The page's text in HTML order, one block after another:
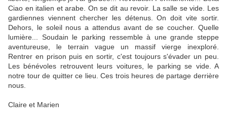
Ciao en italien et arabe. On se dit au revoir. La salle se vide.
Les
gardiennes viennent chercher les détenus. On doit vite sortir.
Dehors, le soleil nous a attendus avant de se coucher. Quelle
lumière... Soudain le parking ressemble à une grande steppe
aventureuse, le terrain vague un massif vierge inexploré.
Rentrer en prison puis en sortir, c'est toujours s'évader un peu.
Les bénévoles retrouvent leurs voitures, le parking se vide. A
notre tour de quitter ce lieu. Ces trois heures de partage derrière
nous.
Claire et Marien